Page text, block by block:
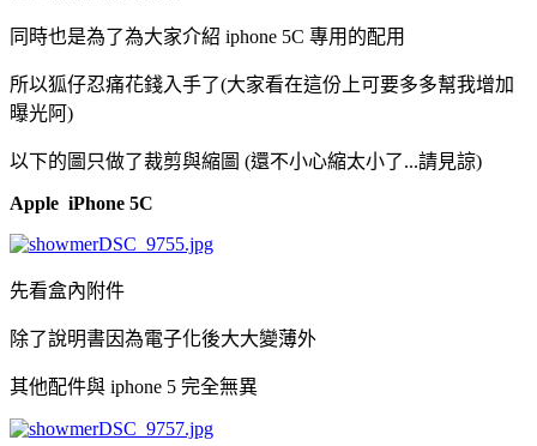
同時也是為了為大家介紹 iphone 5C 專用的配用
所以狐仔忍痛花錢入手了(大家看在這份上可要多多幫我增加
曝光阿)
以下的圖只做了裁剪與縮圖 (還不小心縮太小了...請見諒)
Apple iPhone 5C
先看盒內附件
除了說明書因為電子化後大大變薄外
其他配件與 iphone 5 完全無異